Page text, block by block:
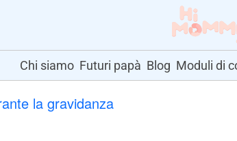
Chi siamo Futuri papà Blog Moduli di
la gravidanza